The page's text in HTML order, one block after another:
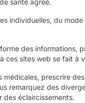
santé agréé.
individuelles, du
des informations,
ces sites web se fait à
prescrire
remarquez des
éclaircissements.